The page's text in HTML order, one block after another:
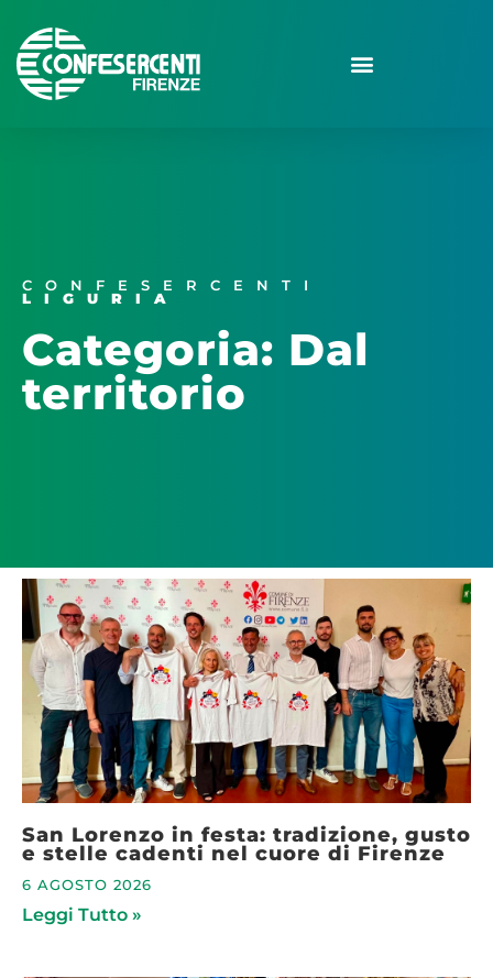
CONFESERCENTI
LIGURIA
Categoria: Dal
territorio
San Lorenzo in festa: tradizione, gusto
e stelle cadenti nel cuore di Firenze
6 AGOSTO 2026
Leggi Tutto »